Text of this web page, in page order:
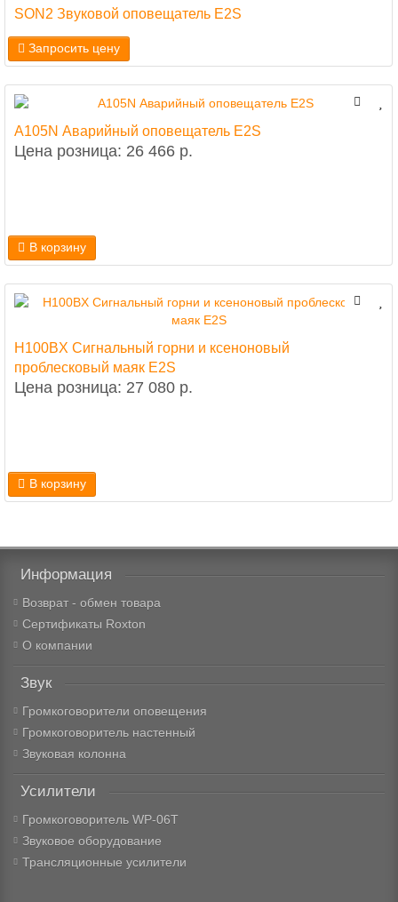
SON2 Звуковой оповещатель E2S
Запросить цену
A105N Аварийный оповещатель E2S
Цена розница: 26 466 р.
В корзину
H100BX Сигнальный горни и ксеноновый
проблесковый маяк E2S
Цена розница: 27 080 р.
В корзину
Информация
Возврат - обмен товара
Сертификаты Roxton
О компании
Звук
Громкоговорители оповещения
Громкоговоритель настенный
Звуковая колонна
Усилители
Громкоговоритель WP-06T
Звуковое оборудование
Трансляционные усилители